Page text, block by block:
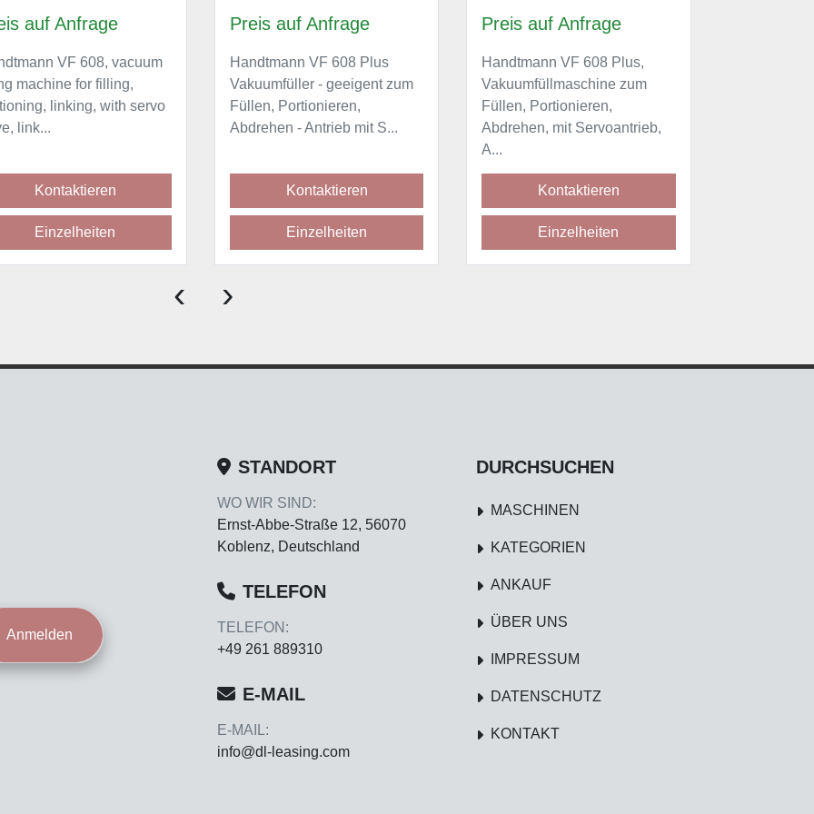
auf Anfrage
VF 608 Plus
- geeigent zum
Portionieren,
- Antrieb mit S...
Kontaktieren
Einzelheiten
Preis auf Anfrage
Handtmann VF 608 Plus,
Vakuumfüllmaschine zum
Füllen, Portionieren,
Abdrehen, mit Servoantrieb,
Kontaktieren
Einzelheiten
Preis auf Anfrage
Handtmann VF 630
Vakuumfüllmaschine zum
Füllen, Portionieren,
Abdrehen, mit
Abdrehvorrichtung 34-...
Kontaktieren
Einzelheiten
‹ ›
Anmelden
STANDORT
WO WIR SIND:
Ernst-Abbe-Straße 12, 56070
Koblenz, Deutschland
TELEFON
TELEFON:
+49 261 889310
E-MAIL
E-MAIL:
info@dl-leasing.com
DURCHSUCHEN
MASCHINEN
KATEGORIEN
ANKAUF
ÜBER UNS
IMPRESSUM
DATENSCHUTZ
KONTAKT